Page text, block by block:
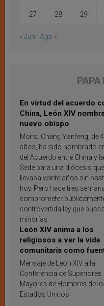
27 28 29
« Jun Ago »
PAPA
En virtud del acuerdo
China, León XIV
nuevo obispo
Mons. Chang Yanfeng, de
años, ha sido nombrado
del Acuerdo entre China y
Sede para una diócesis que
llevaba veinte años sin
hoy. Pero hace tres
comprometer
controvertida ley que
minorías.
León XIV anima a los
religiosos a ver la vida
comunitaria como
inspiración y
Mensaje de León XIV a la
Conferencia de Superiores
Mayores de Hombres de
Estados Unidos